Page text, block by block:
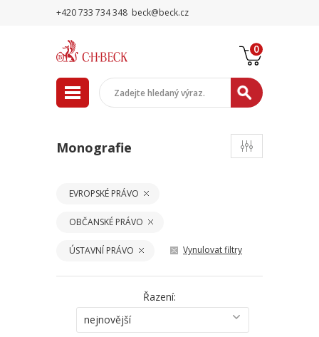
+420 733 734 348 beck@beck.cz
0
Monografie
EVROPSKÉ PRÁVO
OBČANSKÉ PRÁVO
ÚSTAVNÍ PRÁVO Vynulovat filtry
Řazení:
nejnovější